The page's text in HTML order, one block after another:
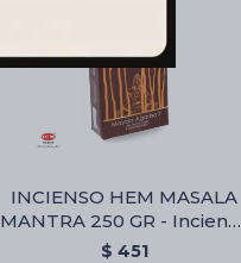
INCIENSO HEM MASALA
MANTRA 250 GR - Incienso
Hem Masala Mantra 250
$ 451